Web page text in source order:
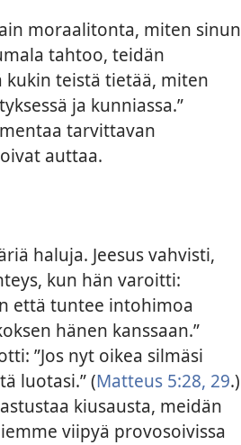
moraalitonta, miten sinun
tahtoo, teidän
teistä tietää, miten
ja kunniassa.”
tarvittavan
auttaa.
haluja. Jeesus vahvisti,
kun hän varoitti:
että tuntee intohimoa
hänen kanssaan.”
”Jos nyt oikea silmäsi
luotasi.” (Matteus 5:28, 29.)
kiusausta, meidän
viipyä provosoivissa